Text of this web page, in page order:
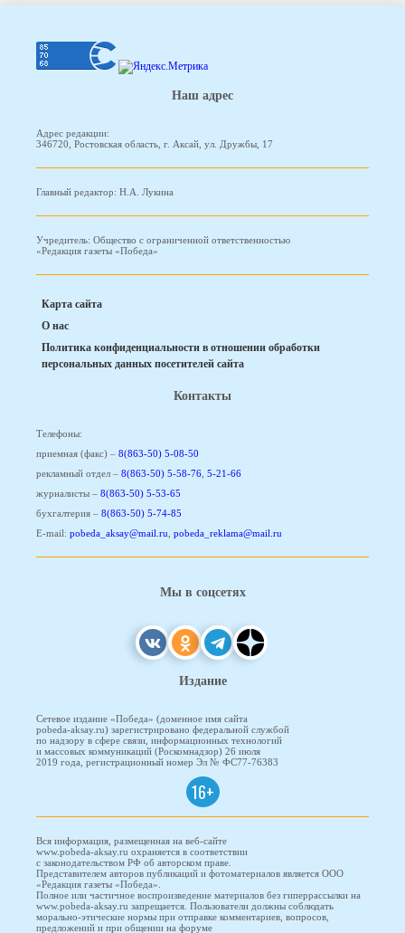
Наш адрес
Адрес редакции:
346720, Ростовская область, г. Аксай, ул. Дружбы, 17
Главный редактор: Н.А. Лукина
Учредитель: Общество с ограниченной ответственностью
«Редакция газеты «Победа»
Карта сайта
О нас
Политика конфиденциальности в отношении обработки
персональных данных посетителей сайта
Контакты
Телефоны:
приемная (факс) – 8(863-50) 5-08-50
рекламный отдел – 8(863-50) 5-58-76, 5-21-66
журналисты – 8(863-50) 5-53-65
бухгалтерия – 8(863-50) 5-74-85
E-mail: pobeda_aksay@mail.ru, pobeda_reklama@mail.ru
Мы в соцсетях
Издание
Сетевое издание «Победа» (доменное имя сайта
pobeda-aksay.ru) зарегистрировано федеральной службой
по надзору в сфере связи, информационных технологий
и массовых коммуникаций (Роскомнадзор) 26 июля
2019 года, регистрационный номер Эл № ФС77-76383
16+
Вся информация, размещенная на веб-сайте
www.pobeda-aksay.ru охраняется в соответствии
с законодательством РФ об авторском праве.
Представителем авторов публикаций и фотоматериалов является ООО
«Редакция газеты «Победа».
Полное или частичное воспроизведение материалов без гиперрассылки на
www.pobeda-aksay.ru запрещается. Пользователи должны соблюдать
морально-этические нормы при отправке комментариев, вопросов,
предложений и при общении на форуме